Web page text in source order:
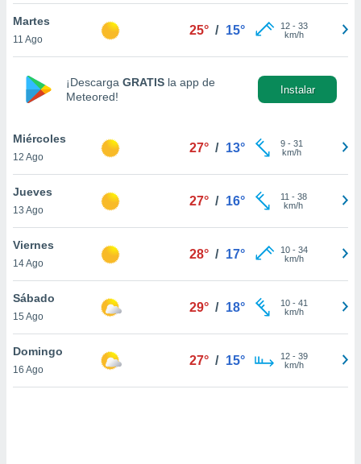
cookies
aceptar
En
sean
el sitio
se
o
aunque
Martes
11 Ago
25° / 15° 12- 33
km/h
¡Descarga GRATIS la app de
Meteored!
Instalar
Miércoles
12 Ago
27° / 13° 9- 31
km/h
Jueves
13 Ago
27° / 16° 11 - 38
km/h
Viernes
14 Ago
28° / 17° 10- 34
km/h
Sábado
15 Ago
29° / 18° 10- 41
km/h
Domingo
16 Ago
27° / 15° 12- 39
km/h